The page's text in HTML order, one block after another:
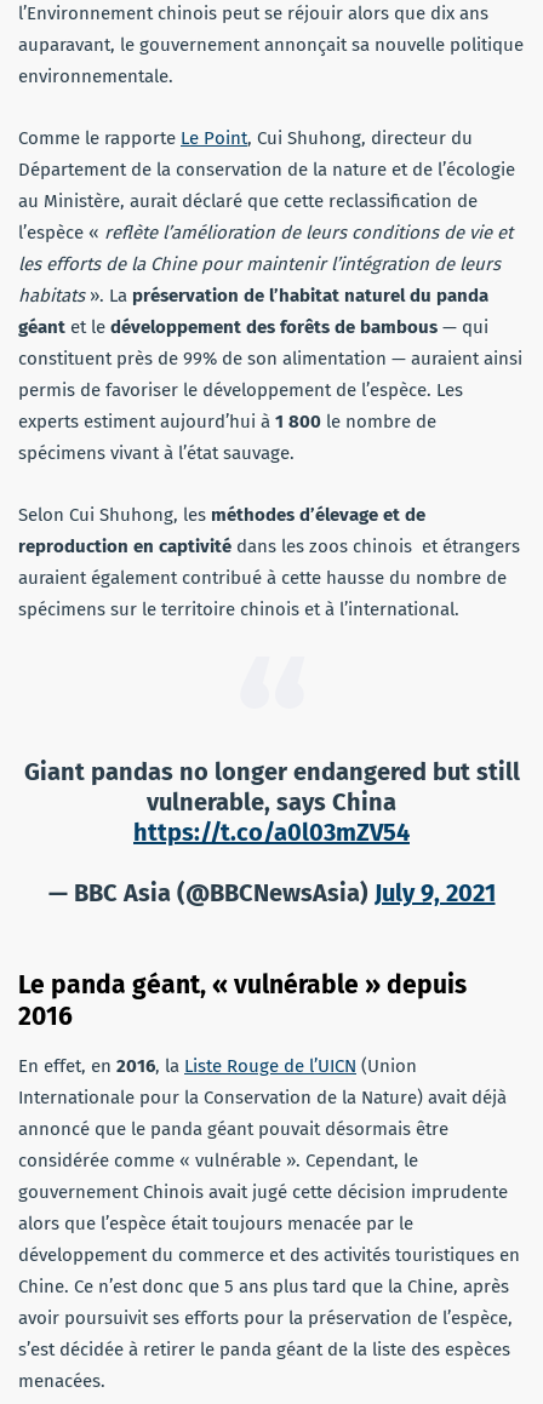
l’Environnement chinois peut se réjouir alors que dix ans
auparavant, le gouvernement annonçait sa nouvelle politique
environnementale.
Comme le rapporte Le Point, Cui Shuhong, directeur du
Département de la conservation de la nature et de l’écologie
au Ministère, aurait déclaré que cette reclassification de
l’espèce « reflète l’amélioration de leurs conditions de vie et
les efforts de la Chine pour maintenir l’intégration de leurs
habitats». La préservation de l’habitat naturel du panda
géant et le développement des forêts de bambous — qui
constituent près de 99% de son alimentation — auraient ainsi
permis de favoriser le développement de l’espèce. Les
experts estiment aujourd’hui à 1 800 le nombre de
spécimens vivant à l’état sauvage.
Selon Cui Shuhong, les méthodes d’élevage et de
reproduction en captivité dans les zoos chinois et étrangers
auraient également contribué à cette hausse du nombre de
spécimens sur le territoire chinois et à l’international.
Giant pandas no longer endangered but still
vulnerable, says China
https://t.co/a0l03mZV54
— BBC Asia (@BBCNewsAsia) July 9, 2021
Le panda géant, « vulnérable » depuis
2016
En effet, en 2016, la Liste Rouge de l’UICN (Union
Internationale pour la Conservation de la Nature) avait déjà
annoncé que le panda géant pouvait désormais être
considérée comme « vulnérable ». Cependant, le
gouvernement Chinois avait jugé cette décision imprudente
alors que l’espèce était toujours menacée par le
développement du commerce et des activités touristiques en
Chine. Ce n’est donc que 5 ans plus tard que la Chine, après
avoir poursuivit ses efforts pour la préservation de l’espèce,
s’est décidée à retirer le panda géant de la liste des espèces
menacées.